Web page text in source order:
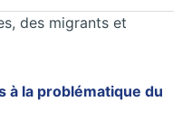
des migrants et
à la problématique du